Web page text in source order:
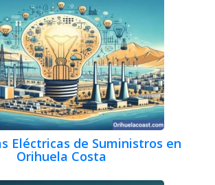
Eléctricas de Suministros en
Orihuela Costa